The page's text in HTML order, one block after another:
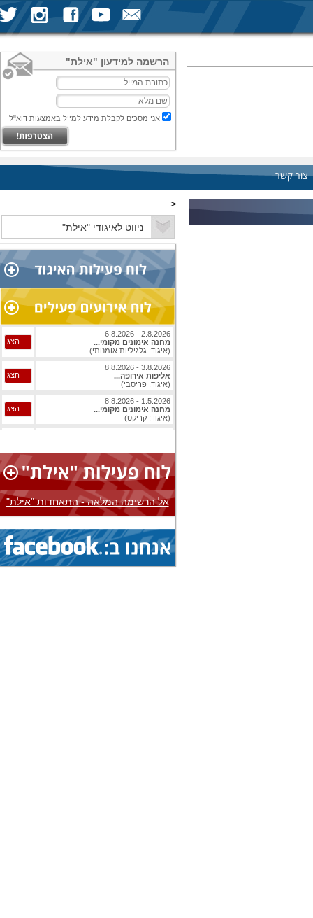
הרשמה למידעון "אילת"
אני מסכים לקבלת מידע למייל באמצעות דוא"ל
צור קשר
<
2.8.2026 - 6.8.2026
מחנה אימונים מקומי...
(איגוד: גלגיליות אומנותי)
הצג
3.8.2026 - 8.8.2026
אליפות אירופה...
(איגוד: פריסבי)
הצג
1.5.2026 - 8.8.2026
מחנה אימונים מקומי...
(איגוד: קריקט)
הצג
(איגוד: ג'יו ג'יטסו)
1.8.2026 - 8.8.2026
אליפות עולם...
(איגוד: ג'יו ג'יטסו)
הצג
3.8.2026 - 8.8.2026
אליפות אירופה...
(איגוד: בייסבול)
הצג
1.8.2026 - 9.8.2026
אליפות עולם...
(איגוד: ג'יו ג'יטסו)
הצג
1.8.2026 - 9.8.2026
אל הרשימה המלאה - התאחדות "אילת"